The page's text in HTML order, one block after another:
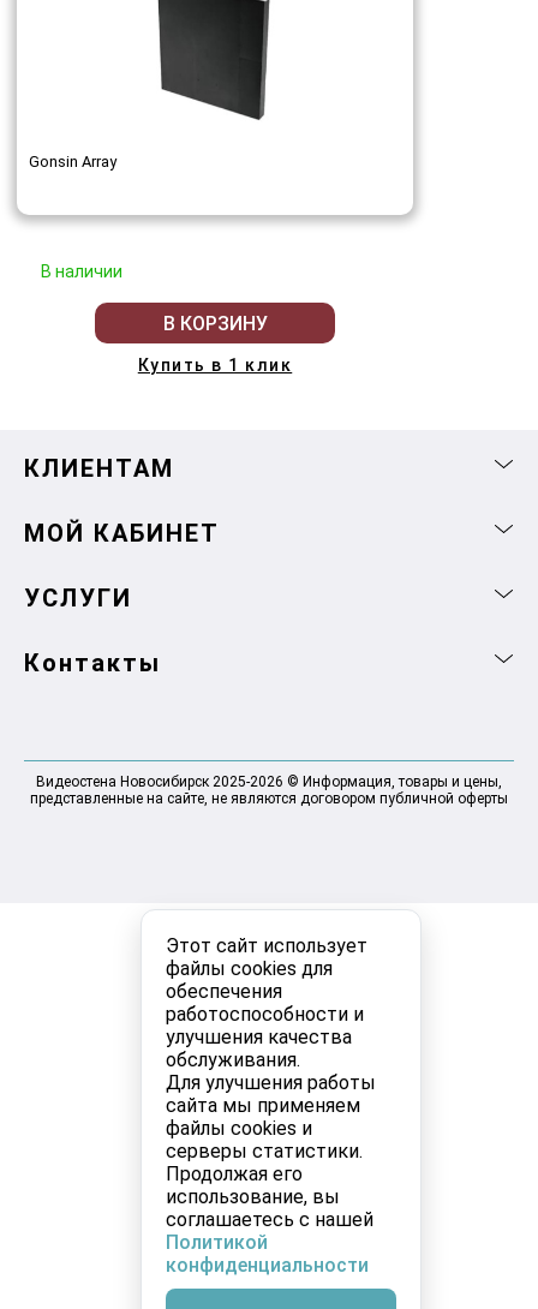
Этот сайт использует
файлы cookies для
обеспечения
работоспособности и
улучшения качества
обслуживания.
Для улучшения работы
сайта мы применяем
файлы cookies и
серверы статистики.
Продолжая его
использование, вы
соглашаетесь с нашей
Политикой
конфиденциальности
Gonsin Array
В наличии
В КОРЗИНУ
Купить в 1 клик
КЛИЕНТАМ
МОЙ КАБИНЕТ
УСЛУГИ
Контакты
Видеостена Новосибирск 2025-2026 © Информация, товары и цены,
представленные на сайте, не являются договором публичной оферты